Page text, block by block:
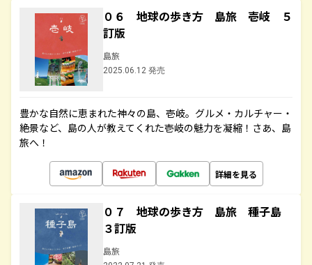
０６ 地球の歩き方 島旅 壱岐 ５
訂版
島旅
2025.06.12 発売
豊かな自然に恵まれた神々の島、壱岐。グルメ・カルチャー・
絶景など、島の人が教えてくれた壱岐の魅力を凝縮！さあ、島
旅へ！
詳細を見る
０７ 地球の歩き方 島旅 種子島
３訂版
島旅